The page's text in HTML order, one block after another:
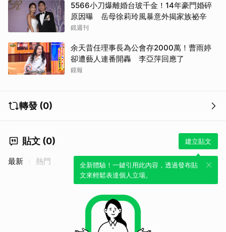
5566小刀爆離婚台玻千金！14年豪門婚碎
原因曝 岳母徐莉玲風暴意外揭家族祕辛
鏡週刊
余天昔任理事長為公會存2000萬！曹雨婷
卻遭藝人連番開轟 李亞萍回應了
鏡報
轉發 (0)
貼文 (0) 建立貼文
全新體驗！一鍵引用此內容，透過發布貼
文來輕鬆表達個人立場。
最新 熱門